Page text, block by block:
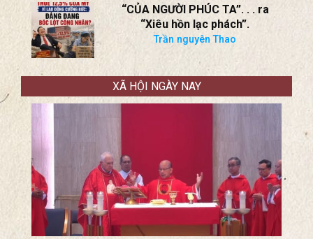
“CỦA NGƯỜI PHÚC TA”. . . ra
“Xiêu hồn lạc phách”.
Trần nguyên Thao
XÃ HỘI NGÀY NAY